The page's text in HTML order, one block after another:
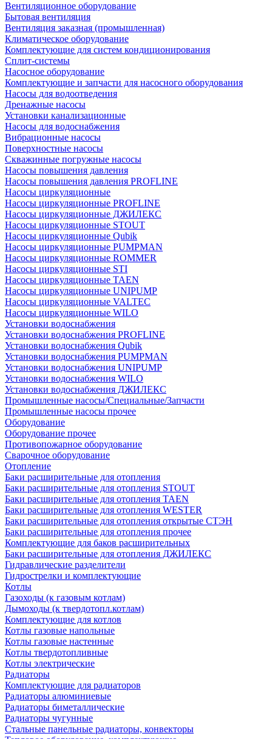
Вентиляционное оборудование
Бытовая вентиляция
Вентиляция заказная (промышленная)
Климатическое оборудование
Комплектующие для систем кондиционирования
Сплит-системы
Насосное оборудование
Комплектующие и запчасти для насосного оборудования
Насосы для водоотведения
Дренажные насосы
Установки канализационные
Насосы для водоснабжения
Вибрационные насосы
Поверхностные насосы
Скважинные погружные насосы
Насосы повышения давления
Насосы повышения давления PROFLINE
Насосы циркуляционные
Насосы циркуляционные PROFLINE
Насосы циркуляционные ДЖИЛЕКС
Насосы циркуляционные STOUT
Насосы циркуляционные Qubik
Насосы циркуляционные PUMPMAN
Насосы циркуляционные ROMMER
Насосы циркуляционные STI
Насосы циркуляционные TAEN
Насосы циркуляционные UNIPUMP
Насосы циркуляционные VALTEC
Насосы циркуляционные WILO
Установки водоснабжения
Установки водоснабжения PROFLINE
Установки водоснабжения Qubik
Установки водоснабжения PUMPMAN
Установки водоснабжения UNIPUMP
Установки водоснабжения WILO
Установки водоснабжения ДЖИЛЕКС
Промышленные насосы/Специальные/Запчасти
Промышленные насосы прочее
Оборудование
Оборудование прочее
Противопожарное оборудование
Сварочное оборудование
Отопление
Баки расширительные для отопления
Баки расширительные для отопления STOUT
Баки расширительные для отопления TAEN
Баки расширительные для отопления WESTER
Баки расширительные для отопления открытые СТЭН
Баки расширительные для отопления прочее
Комплектующие для баков расширительных
Баки расширительные для отопления ДЖИЛЕКС
Гидравлические разделители
Гидрострелки и комплектующие
Котлы
Газоходы (к газовым котлам)
Дымоходы (к твердотопл.котлам)
Комплектующие для котлов
Котлы газовые напольные
Котлы газовые настенные
Котлы твердотопливные
Котлы электрические
Радиаторы
Комплектующие для радиаторов
Радиаторы алюминиевые
Радиаторы биметаллические
Радиаторы чугунные
Стальные панельные радиаторы, конвекторы